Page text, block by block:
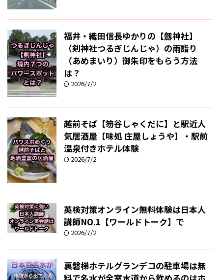
福井・織田信長ゆかりの【劔神社】
（剣神社つるぎじんじゃ）の雨詣り
（あめまいり）御朱印をもらう方法
は？
2026/7/2
越前そば【笏谷しゃくだに】と駅近人
気居酒屋【味処 庄屋しょうや】・駅前
温泉付きホテル体験
2026/7/2
英検対策オンライン無料体験は日本人
講師NO.1【ワールドトーク】で
2026/7/2
裏磐梯ホテルグランデコの駐車場は無